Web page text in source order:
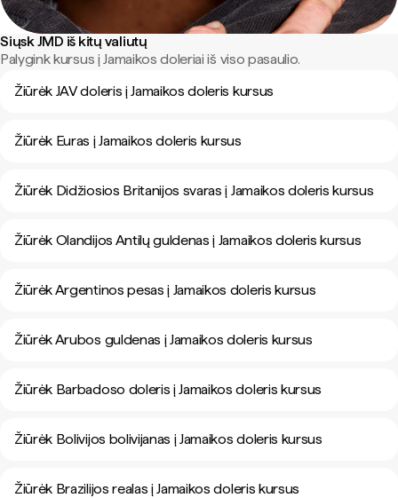
Siųsk JMD iš kitų valiutų
Palygink kursus į Jamaikos doleriai iš viso pasaulio.
Žiūrėk JAV doleris į Jamaikos doleris kursus
Žiūrėk Euras į Jamaikos doleris kursus
Žiūrėk Didžiosios Britanijos svaras į Jamaikos doleris kursus
Žiūrėk Olandijos Antilų guldenas į Jamaikos doleris kursus
Žiūrėk Argentinos pesas į Jamaikos doleris kursus
Žiūrėk Arubos guldenas į Jamaikos doleris kursus
Žiūrėk Barbadoso doleris į Jamaikos doleris kursus
Žiūrėk Bolivijos bolivijanas į Jamaikos doleris kursus
Žiūrėk Brazilijos realas į Jamaikos doleris kursus